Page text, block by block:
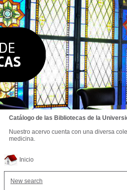
Inicio
New search
Catálogo de las Bibliotecas de la
Nuestro acervo cuenta con una diversa
medicina.